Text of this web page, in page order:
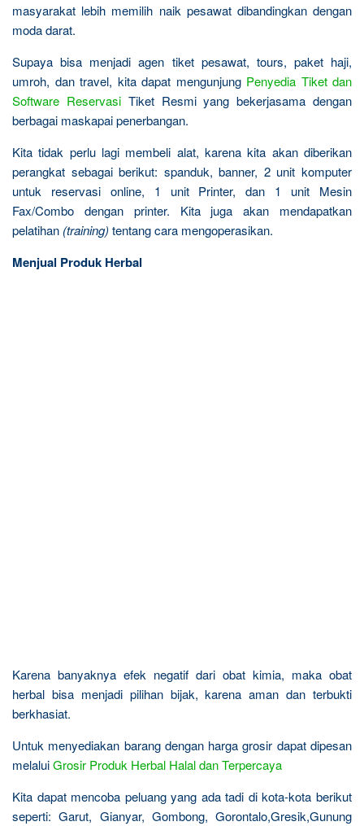
masyarakat lebih memilih naik pesawat dibandingkan dengan
moda darat.
Supaya bisa menjadi agen tiket pesawat, tours, paket haji,
umroh, dan travel, kita dapat mengunjung Penyedia Tiket dan
Software ReservasiTiket Resmi yang bekerjasama dengan
berbagai maskapai penerbangan.
Kita tidak perlu lagi membeli alat, karena kita akan diberikan
perangkat sebagai berikut: spanduk, banner, 2 unit komputer
untuk reservasi online, 1 unit Printer, dan 1 unit Mesin
Fax/Combo dengan printer. Kita juga akan mendapatkan
pelatihan (training) tentang cara mengoperasikan.
Menjual Produk Herbal
Karena banyaknya efek negatif dari obat kimia, maka obat
herbal bisa menjadi pilihan bijak, karena aman dan terbukti
berkhasiat.
Untuk menyediakan barang dengan harga grosir dapat dipesan
melaluiGrosir Produk Herbal Halal dan Terpercaya
Kita dapat mencoba peluang yang ada tadi di kota-kota berikut
seperti: Garut, Gianyar, Gombong, Gorontalo,Gresik,Gunung